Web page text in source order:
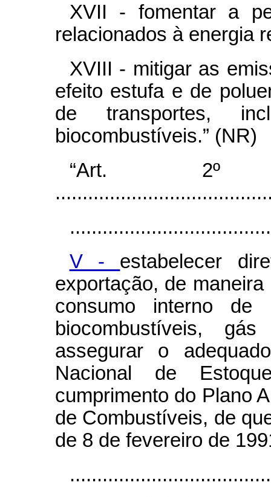
XVII - fomentar a
relacionados à energia
XVIII - mitigar as
efeito estufa e de
de transportes,
biocombustíveis.” (NR)
“Art. 2º
V - estabelecer
exportação, de
consumo interno de
biocombustíveis,
assegurar o
Nacional de
cumprimento do Plano
de Combustíveis, de
de 8 de fevereiro de